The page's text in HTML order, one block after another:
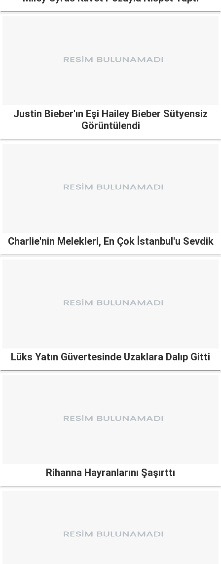
Justin Bieber'ın Eşi Hailey Bieber Sütyensiz
Görüntülendi
Charlie'nin Melekleri, En Çok İstanbul'u Sevdik
Lüks Yatın Güvertesinde Uzaklara Dalıp Gitti
Rihanna Hayranlarını Şaşırttı